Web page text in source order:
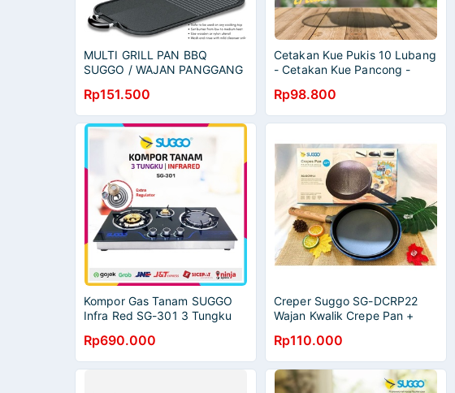
MULTI GRILL PAN BBQ
SUGGO / WAJAN PANGGANG
PANGGANGAN DAGING /
ALAT PANGGANGAN
Rp151.500
Cetakan Kue Pukis 10 Lubang
- Cetakan Kue Pancong -
Cetakan 10 Pukis Anti
Lengket Suggo
Rp98.800
Kompor Gas Tanam SUGGO
Infra Red SG-301 3 Tungku
Rp690.000
Creper Suggo SG-DCRP22
Wajan Kwalik Crepe Pan +
Rp110.000